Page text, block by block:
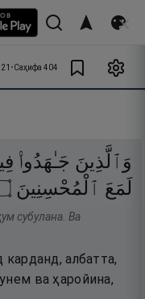
21 •Саҳифа 404
وَٱلَّذِينَ جَـٰهَدُوا۟
لَمَعَ ٱلْمُحْسِنِينَ
субулана. Ва
албатта,
ва ҳаройина,